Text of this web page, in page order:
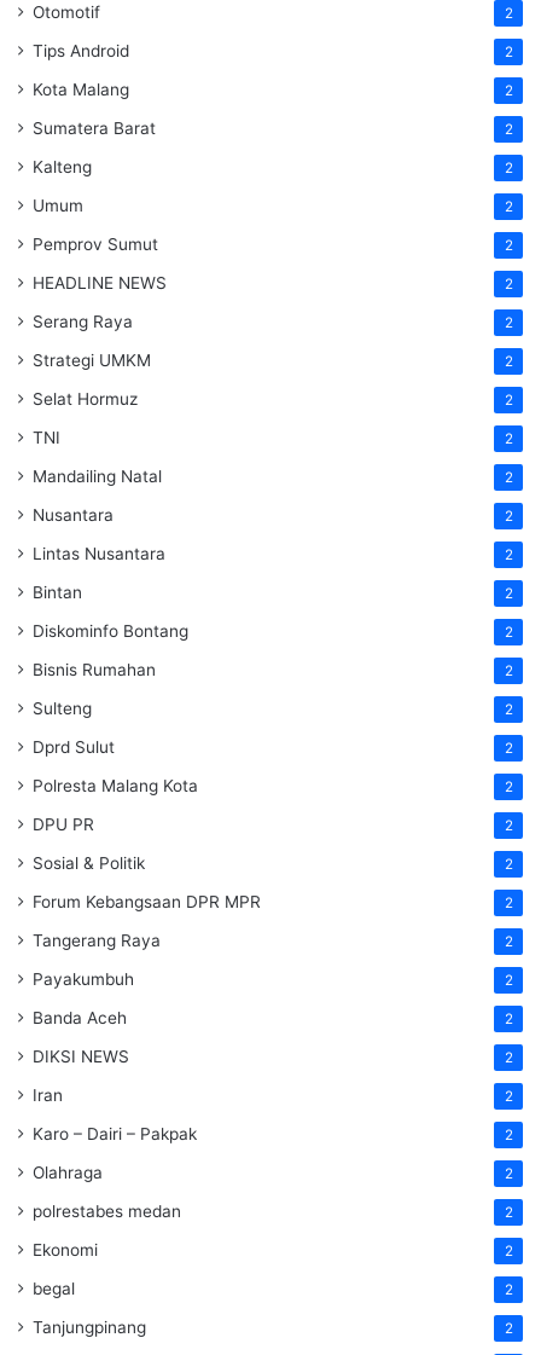
Otomotif 2
Tips Android 2
Kota Malang 2
Sumatera Barat 2
Kalteng 2
Umum 2
Pemprov Sumut 2
HEADLINE NEWS 2
Serang Raya 2
Strategi UMKM 2
Selat Hormuz 2
TNI 2
Mandailing Natal 2
Nusantara 2
Lintas Nusantara 2
Bintan 2
Diskominfo Bontang 2
Bisnis Rumahan 2
Sulteng 2
Dprd Sulut 2
Polresta Malang Kota 2
DPU PR 2
Sosial & Politik 2
Forum Kebangsaan DPR MPR 2
Tangerang Raya 2
Payakumbuh 2
Banda Aceh 2
DIKSI NEWS 2
Iran 2
Karo – Dairi – Pakpak 2
Olahraga 2
polrestabes medan 2
Ekonomi 2
begal 2
Tanjungpinang 2